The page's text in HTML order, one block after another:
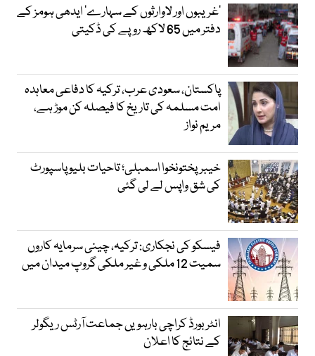
’غریبوں اور لاوارثوں کے سہارے‘ ایدھی ہومز کے
دفتر میں 65 لاکھ روپے کی ڈکیتی
پاکستان، سعودی عرب، ترکیہ کا دفاعی معاہدہ
امت مسلمہ کی تاریخ کا فیصلہ کن موڑ ہے،
مریم نواز
خیبرپختونخوا اسمبلی؛ تاحیات بلیو پاسپورٹ
کی شق واپس لے لی گئی
فیسکو کی نجکاری: ترکیہ، چینی سرمایہ کاروں
سمیت 12 ملکی و غیر ملکی گروپ میدان میں
انٹر بورڈ کراچی بارہویں جماعت آرٹس ریگولر
کے نتائج کا اعلان